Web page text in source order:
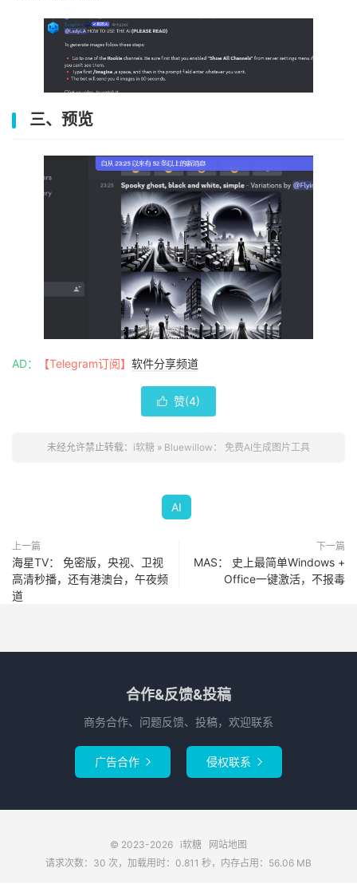
三、预览
AD： 【Telegram订阅】 软件分享频道
 赞(4)
未经允许禁止转载： i软糖 » Bluewillow： 免费AI生成图片工具
AI
上一篇
海星TV： 免密版，央视、卫视
高清秒播，还有港澳台，午夜频
道
下一篇
MAS： 史上最简单Windows +
Office一键激活，不报毒
合作&反馈&投稿
商务合作、问题反馈、投稿，欢迎联系
广告合作  侵权联系 
© 2023-2026 i软糖
网站地图
请求次数：30 次，加载用时：0.811 秒，内存占用：56.06 MB